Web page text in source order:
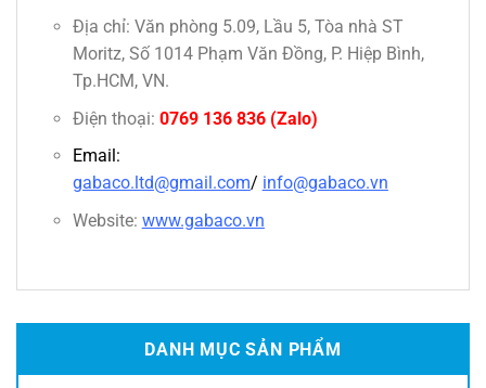
Địa chỉ: Văn phòng 5.09, Lầu 5, Tòa nhà ST
Moritz, Số 1014 Phạm Văn Đồng, P. Hiệp Bình,
Tp.HCM, VN.
Điện thoại: 0769 136 836 (Zalo)
Email:
gabaco.ltd@gmail.com/ info@gabaco.vn
Website: www.gabaco.vn
DANH MỤC SẢN PHẨM